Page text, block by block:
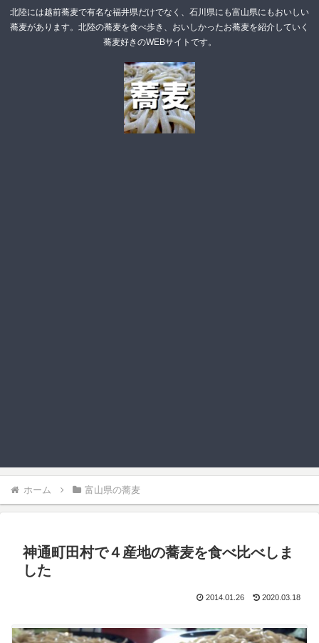
北陸には越前蕎麦で有名な福井県だけでなく、石川県にも富山県にもおいしい
蕎麦があります。北陸の蕎麦を食べ歩き、おいしかったお蕎麦を紹介していく
蕎麦好きのWEBサイトです。
ホーム 富山県の蕎麦
神通町田村で４産地の蕎麦を食べ比べしま
した
2014.01.26 2020.03.18